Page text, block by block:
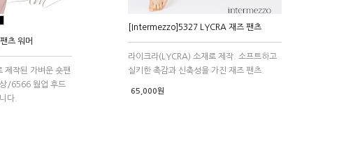
츠 워머
작된 가벼운 숏팬
/6566 웜업 후드
다.
[Intermezzo]5327 LYCRA 재즈 팬츠
라이크라(LYCRA) 소재로 제작. 소프트하고
실키한 촉감과 신축성을 가진 재즈 팬츠.
65,000원